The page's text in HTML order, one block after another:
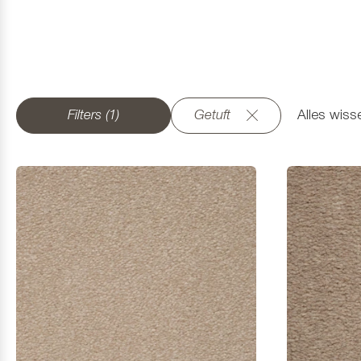
Filters (1) Getuft Alles